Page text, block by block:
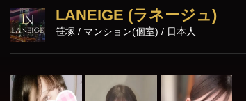
LANEIGE (ラネージュ)
笹塚 / マンション(個室) / 日本人